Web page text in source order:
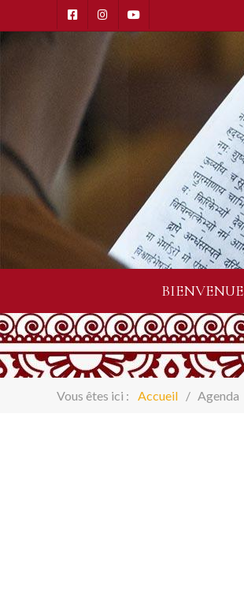
BIENVENUE
Vous êtes ici : Accueil Agenda